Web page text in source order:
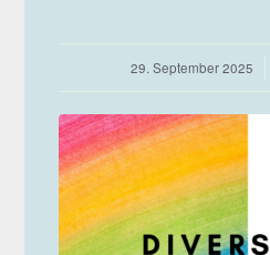
29. September 2025
/